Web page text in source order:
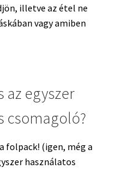
illetve az étel ne
vagy amiben
az egyszer
csomagoló?
folpack! (igen, még a
használatos